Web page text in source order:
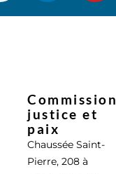
Commission
justice et
paix
Chaussée Saint-
Pierre, 208 à